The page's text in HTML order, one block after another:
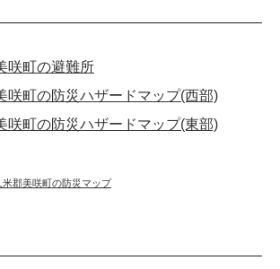
咲町の避難所
咲町の防災ハザードマップ(西部)
咲町の防災ハザードマップ(東部)
米郡美咲町の防災マップ